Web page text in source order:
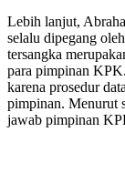
Lebih lanjut,
selalu dipegang
tersangka
para pimpinan
karena prosedur
pimpinan. Menurut
jawab pimpinan